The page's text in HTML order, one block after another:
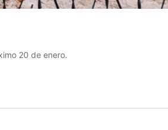
20 de enero.